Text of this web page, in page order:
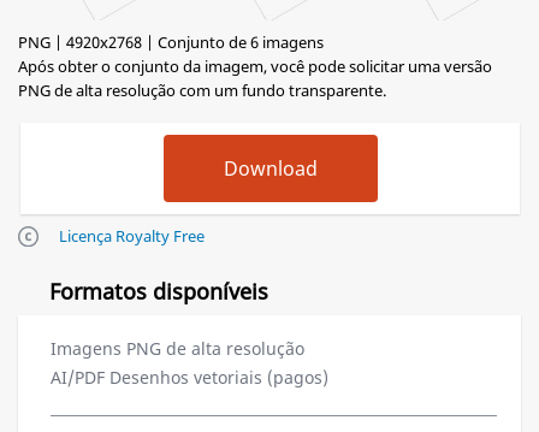
PNG | 4920x2768 | Conjunto de 6 imagens
Após obter o conjunto da imagem, você pode solicitar uma versão
PNG de alta resolução com um fundo transparente.
Licença Royalty Free
Formatos disponíveis
Imagens PNG de alta resolução
AI/PDF Desenhos vetoriais (pagos)